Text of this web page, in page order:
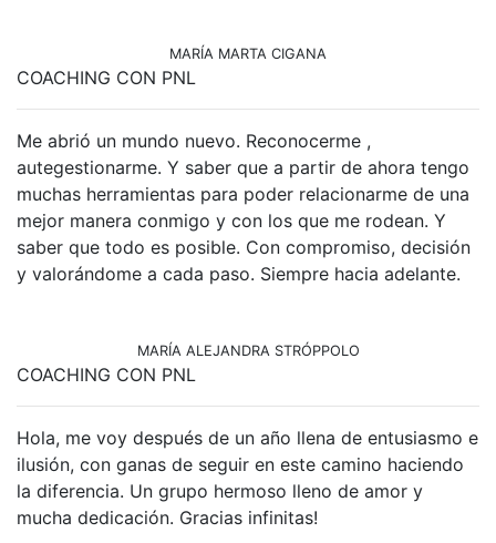
MARÍA MARTA CIGANA
COACHING CON PNL
Me abrió un mundo nuevo. Reconocerme ,
autegestionarme. Y saber que a partir de ahora tengo
muchas herramientas para poder relacionarme de una
mejor manera conmigo y con los que me rodean. Y
saber que todo es posible. Con compromiso, decisión
y valorándome a cada paso. Siempre hacia adelante.
MARÍA ALEJANDRA STRÓPPOLO
COACHING CON PNL
Hola, me voy después de un año llena de entusiasmo e
ilusión, con ganas de seguir en este camino haciendo
la diferencia. Un grupo hermoso lleno de amor y
mucha dedicación. Gracias infinitas!